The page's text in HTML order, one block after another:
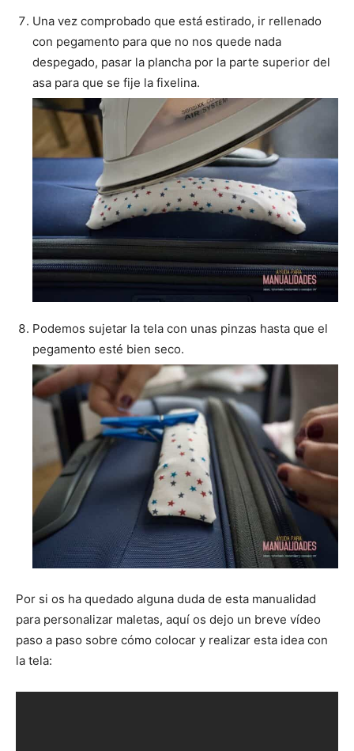
Una vez comprobado que está estirado, ir rellenado
con pegamento para que no nos quede nada
despegado, pasar la plancha por la parte superior del
asa para que se fije la fixelina.
Podemos sujetar la tela con unas pinzas hasta que el
pegamento esté bien seco.
Por si os ha quedado alguna duda de esta manualidad
para personalizar maletas, aquí os dejo un breve vídeo
paso a paso sobre cómo colocar y realizar esta idea con
la tela: